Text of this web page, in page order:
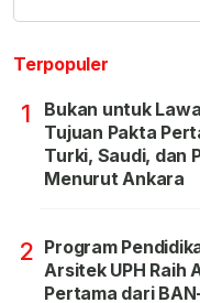
Terpopuler
1
Bukan untuk
Tujuan Pakta
Turki, Saudi, dan
Menurut Ankara
2 Program
Arsitek UPH Raih
Pertama dari